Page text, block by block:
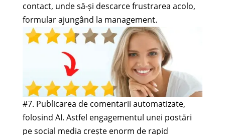
contact, unde să-și descarce frustrarea acolo,
formular ajungând la management.
#7. Publicarea de comentarii automatizate,
folosind AI. Astfel engagementul unei postări
pe social media crește enorm de rapid